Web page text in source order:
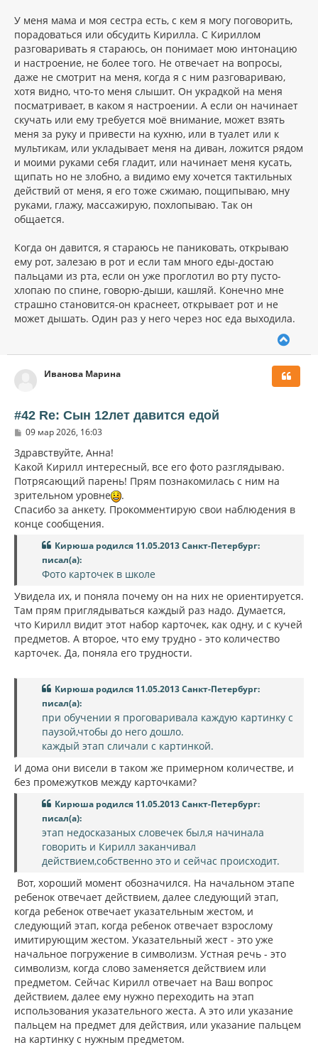
У меня мама и моя сестра есть, с кем я могу поговорить,
порадоваться или обсудить Кирилла. С Кириллом
разговаривать я стараюсь, он понимает мою интонацию
и настроение, не более того. Не отвечает на вопросы,
даже не смотрит на меня, когда я с ним разговариваю,
хотя видно, что-то меня слышит. Он украдкой на меня
посматривает, в каком я настроении. А если он начинает
скучать или ему требуется моё внимание, может взять
меня за руку и привести на кухню, или в туалет или к
мультикам, или укладывает меня на диван, ложится рядом
и моими руками себя гладит, или начинает меня кусать,
щипать но не злобно, а видимо ему хочется тактильных
действий от меня, я его тоже сжимаю, пощипываю, мну
руками, глажу, массажирую, похлопываю. Так он
общается.
Когда он давится, я стараюсь не паниковать, открываю
ему рот, залезаю в рот и если там много еды-достаю
пальцами из рта, если он уже проглотил во рту пусто-
хлопаю по спине, говорю-дыши, кашляй. Конечно мне
страшно становится-он краснеет, открывает рот и не
может дышать. Один раз у него через нос еда выходила.
у
л
Иванова Марина
#42 Re: Сын 12лет давится едой
С
о
б
щ
е
н
и
е
09 мар 2026, 16:03
Здравствуйте, Анна!
Какой Кирилл интересный, все его фото разглядываю.
Потрясающий парень! Прям познакомилась с ним на
зрительном уровне
.
Спасибо за анкету. Прокомментирую свои наблюдения в
конце сообщения.
Кирюша родился 11.05.2013 Санкт-Петербург:
писал(а):
Фото карточек в школе
Увидела их, и поняла почему он на них не ориентируется.
Там прям приглядываться каждый раз надо. Думается,
что Кирилл видит этот набор карточек, как одну, и с кучей
предметов. А второе, что ему трудно - это количество
карточек. Да, поняла его трудности.
Кирюша родился 11.05.2013 Санкт-Петербург:
писал(а):
при обучении я проговаривала каждую картинку с
паузой,чтобы до него дошло.
каждый этап сличали с картинкой.
И дома они висели в таком же примерном количестве, и
без промежутков между карточками?
Кирюша родился 11.05.2013 Санкт-Петербург:
писал(а):
этап недосказаных словечек был,я начинала
говорить и Кирилл заканчивал
действием,собственно это и сейчас происходит.
Вот, хороший момент обозначился. На начальном этапе
ребенок отвечает действием, далее следующий этап,
когда ребенок отвечает указательным жестом, и
следующий этап, когда ребенок отвечает взрослому
имитирующим жестом. Указательный жест - это уже
начальное погружение в символизм. Устная речь - это
символизм, когда слово заменяется действием или
предметом. Сейчас Кирилл отвечает на Ваш вопрос
действием, далее ему нужно переходить на этап
использования указательного жеста. А это или указание
пальцем на предмет для действия, или указание пальцем
на картинку с нужным предметом.